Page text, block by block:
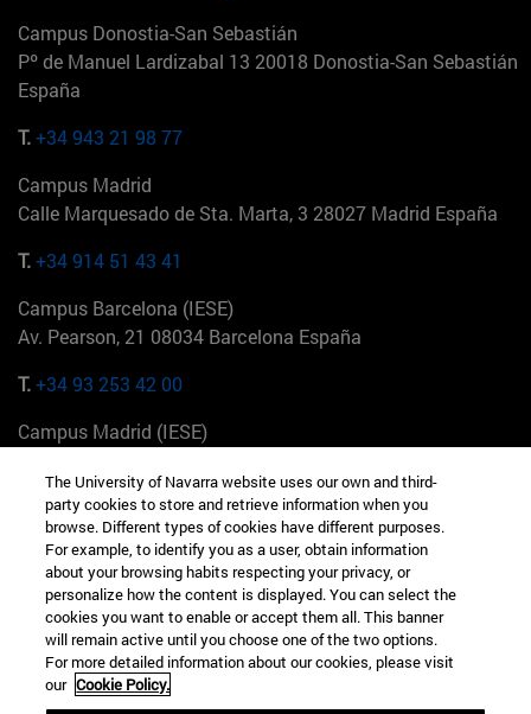
Campus Donostia-San Sebastián
Pº de Manuel Lardizabal 13 20018 Donostia-San Sebastián
España
T.+34 943 21 98 77
Campus Madrid
Calle Marquesado de Sta. Marta, 3 28027 Madrid España
T.+34 914 51 43 41
Campus Barcelona (IESE)
Av. Pearson, 21 08034 Barcelona España
T.+34 93 253 42 00
Campus Madrid (IESE)
+34 912 11 30 00
Campus Nueva York (IESE)
165 W 57th St 10019-2201 Nueva York EE.UU
+1 646 346 8850
Campus Munich (IESE)
Maria-Theresia-Straße 15 81675 Múnich Alemania
The University of Navarra website uses our own and third-
party cookies to store and retrieve information when you
browse. Different types of cookies have different purposes.
For example, to identify you as a user, obtain information
about your browsing habits respecting your privacy, or
personalize how the content is displayed. You can select the
cookies you want to enable or accept them all. This banner
will remain active until you choose one of the two options.
For more detailed information about our cookies, please visit
our Cookie Policy.